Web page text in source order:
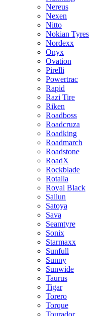
Nereus
Nexen
Nitto
Nokian Tyres
Nordexx
Onyx
Ovation
Pirelli
Powertrac
Rapid
Razi Tire
Riken
Roadboss
Roadcruza
Roadking
Roadmarch
Roadstone
RoadX
Rockblade
Rotalla
Royal Black
Sailun
Satoya
Sava
Seamtyre
Sonix
Starmaxx
Sunfull
Sunny
Sunwide
Taurus
Tigar
Torero
Torque
Tourador